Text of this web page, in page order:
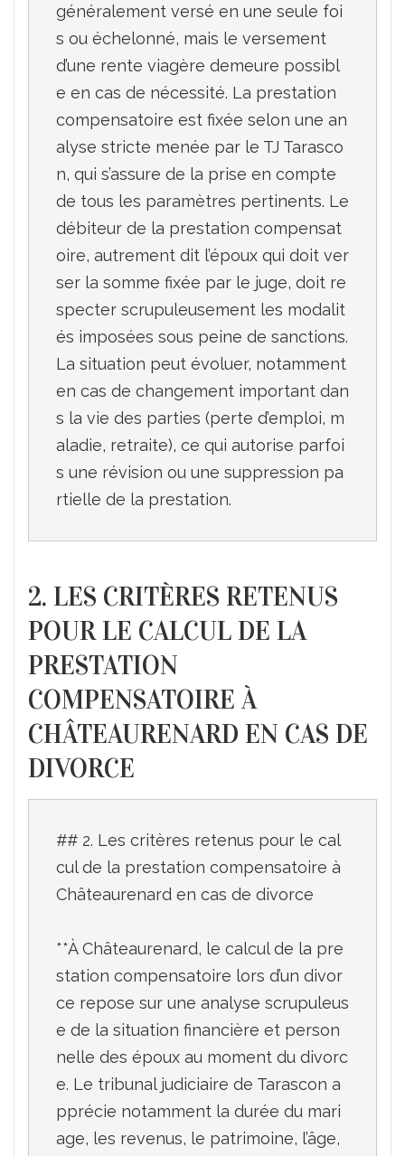
généralement versé en une seule foi
s ou échelonné, mais le versement
d’une rente viagère demeure possibl
e en cas de nécessité. La prestation
compensatoire est fixée selon une an
alyse stricte menée par le TJ Tarasco
n, qui s’assure de la prise en compte
de tous les paramètres pertinents. Le
débiteur de la prestation compensat
oire, autrement dit l’époux qui doit ver
ser la somme fixée par le juge, doit re
specter scrupuleusement les modalit
és imposées sous peine de sanctions.
La situation peut évoluer, notamment
en cas de changement important dan
s la vie des parties (perte d’emploi, m
aladie, retraite), ce qui autorise parfoi
s une révision ou une suppression pa
2. LES CRITÈRES RETENUS
POUR LE CALCUL DE LA
PRESTATION
COMPENSATOIRE À
CHÂTEAURENARD EN CAS DE
DIVORCE
## 2. Les critères retenus pour le cal
cul de la prestation compensatoire à
Châteaurenard en cas de divorce
**À Châteaurenard, le calcul de la pre
station compensatoire lors d’un divor
ce repose sur une analyse scrupuleus
e de la situation financière et person
nelle des époux au moment du divorc
e. Le tribunal judiciaire de Tarascon a
pprécie notamment la durée du mari
age, les revenus, le patrimoine, l’âge,